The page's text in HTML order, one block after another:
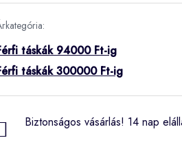
táskák 94000 Ft-ig
táskák 300000 Ft-ig
Biztonságos vásárlás! 14 nap